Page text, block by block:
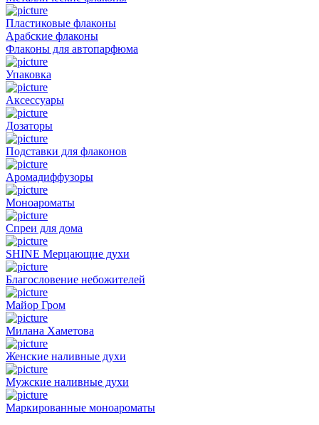
Пластиковые флаконы
Арабские флаконы
Флаконы для автопарфюма
Упаковка
Аксессуары
Дозаторы
Подставки для флаконов
Аромадиффузоры
Моноароматы
Спреи для дома
SHINE Мерцающие духи
Благословение небожителей
Майор Гром
Милана Хаметова
Женские наливные духи
Мужские наливные духи
Маркированные моноароматы